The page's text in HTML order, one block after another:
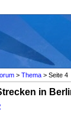
> Thema > Seite 4
in